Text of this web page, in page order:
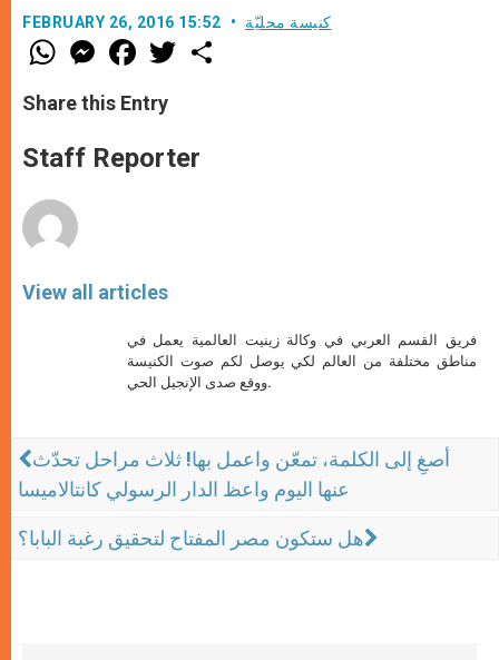
FEBRUARY 26, 2016 15:52 كنيسة محليّة
W
h
t
s
p
p
M
e
s
e
g
e
F
a
e
b
o
k
w
r
Share this Entry
Staff Reporter
View all articles
فريق القسم العربي في وكالة زينيت العالمية يعمل في
مناطق مختلفة من العالم لكي يوصل لكم صوت الكنيسة
ووقع صدى الإنجيل الحي.
أصغِ إلى الكلمة، تمعّن واعمل بها! ثلاث مراحل تحدّث
عنها اليوم واعظ الدار الرسولي كانتالاميسا
هل ستكون مصر المفتاح لتحقيق رغبة البابا؟